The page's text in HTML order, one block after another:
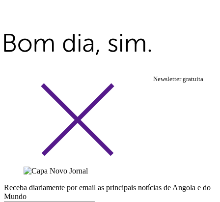
Newsletter gratuita
Receba diariamente por email as principais notícias de Angola e do
Mundo